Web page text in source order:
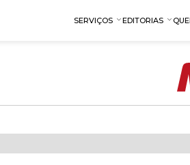
SERVIÇOS EDITORIAS